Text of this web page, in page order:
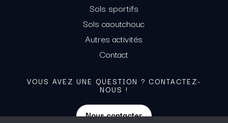
Sols sportifs
Sols caoutchouc
Autres activités
Contact
VOUS AVEZ UNE QUESTION ? CONTACTEZ-
NOUS !
Nous contacter